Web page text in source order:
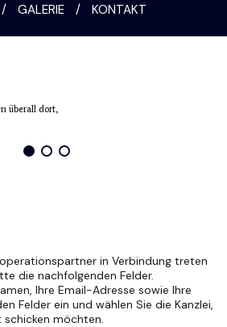
/ GALERIE / KONTAKT
überall dort,
in Verbindung treten
die nachfolgenden Felder.
Ihre Email-Adresse sowie Ihre
Felder ein und wählen Sie die Kanzlei,
schicken möchten.